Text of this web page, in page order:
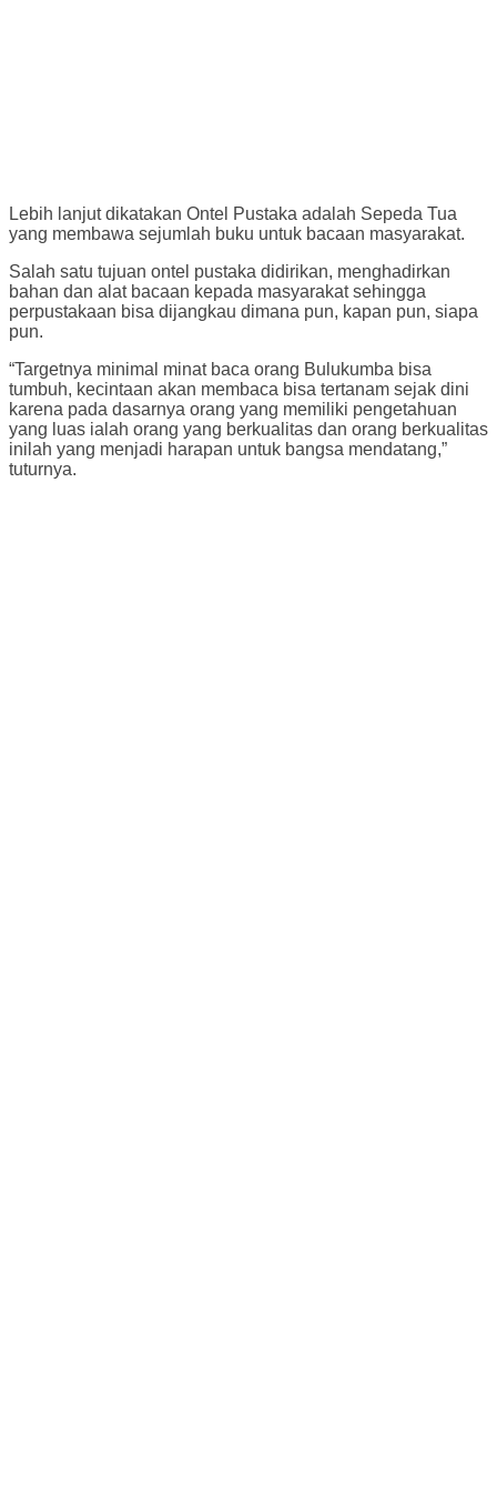
Lebih lanjut dikatakan Ontel Pustaka adalah Sepeda Tua
yang membawa sejumlah buku untuk bacaan masyarakat.
Salah satu tujuan ontel pustaka didirikan, menghadirkan
bahan dan alat bacaan kepada masyarakat sehingga
perpustakaan bisa dijangkau dimana pun, kapan pun, siapa
pun.
“Targetnya minimal minat baca orang Bulukumba bisa
tumbuh, kecintaan akan membaca bisa tertanam sejak dini
karena pada dasarnya orang yang memiliki pengetahuan
yang luas ialah orang yang berkualitas dan orang berkualitas
inilah yang menjadi harapan untuk bangsa mendatang,”
tuturnya.